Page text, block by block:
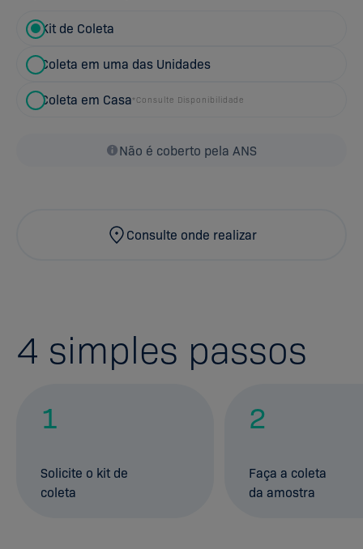
Kit de Coleta
Coleta em uma das Unidades
Coleta em Casa*Consulte Disponibilidade
Não é coberto pela ANS
Consulte onde realizar
4 simples passos
1
Solicite o kit de
coleta
2
Faça a coleta
da amostra